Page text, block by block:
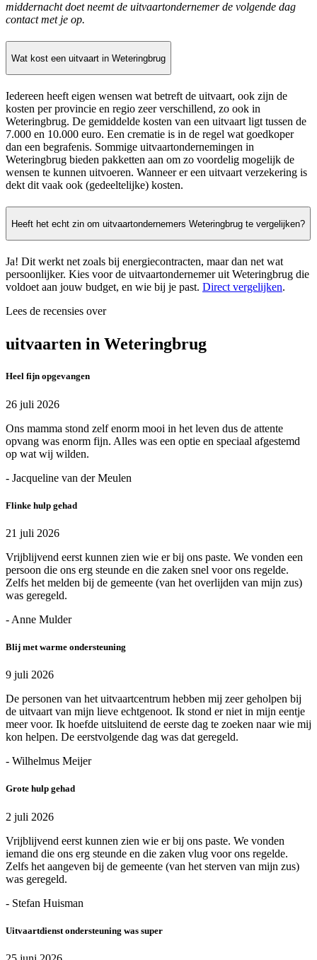
middernacht doet neemt de uitvaartondernemer de volgende dag
contact met je op.
Wat kost een uitvaart in Weteringbrug
Iedereen heeft eigen wensen wat betreft de uitvaart, ook zijn de
kosten per provincie en regio zeer verschillend, zo ook in
Weteringbrug. De gemiddelde kosten van een uitvaart ligt tussen de
7.000 en 10.000 euro. Een crematie is in de regel wat goedkoper
dan een begrafenis. Sommige uitvaartondernemingen in
Weteringbrug bieden pakketten aan om zo voordelig mogelijk de
wensen te kunnen uitvoeren. Wanneer er een uitvaart verzekering is
dekt dit vaak ook (gedeeltelijke) kosten.
Heeft het echt zin om uitvaartondernemers Weteringbrug te vergelijken?
Ja! Dit werkt net zoals bij energiecontracten, maar dan net wat
persoonlijker. Kies voor de uitvaartondernemer uit Weteringbrug die
voldoet aan jouw budget, en wie bij je past. Direct vergelijken.
Lees de recensies over
uitvaarten in Weteringbrug
Heel fijn opgevangen
26 juli 2026
Ons mamma stond zelf enorm mooi in het leven dus de attente
opvang was enorm fijn. Alles was een optie en speciaal afgestemd
op wat wij wilden.
- Jacqueline van der Meulen
Flinke hulp gehad
21 juli 2026
Vrijblijvend eerst kunnen zien wie er bij ons paste. We vonden een
persoon die ons erg steunde en die zaken snel voor ons regelde.
Zelfs het melden bij de gemeente (van het overlijden van mijn zus)
was geregeld.
- Anne Mulder
Blij met warme ondersteuning
9 juli 2026
De personen van het uitvaartcentrum hebben mij zeer geholpen bij
de uitvaart van mijn lieve echtgenoot. Ik stond er niet in mijn eentje
meer voor. Ik hoefde uitsluitend de eerste dag te zoeken naar wie mij
kon helpen. De eerstvolgende dag was dat geregeld.
- Wilhelmus Meijer
Grote hulp gehad
2 juli 2026
Vrijblijvend eerst kunnen zien wie er bij ons paste. We vonden
iemand die ons erg steunde en die zaken vlug voor ons regelde.
Zelfs het aangeven bij de gemeente (van het sterven van mijn zus)
was geregeld.
- Stefan Huisman
Uitvaartdienst ondersteuning was super